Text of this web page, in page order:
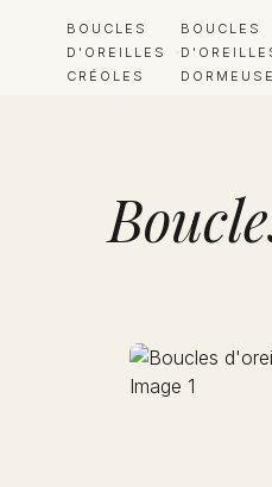
BOUCLES
D'OREILLES
CRÉOLES
BOUCLES